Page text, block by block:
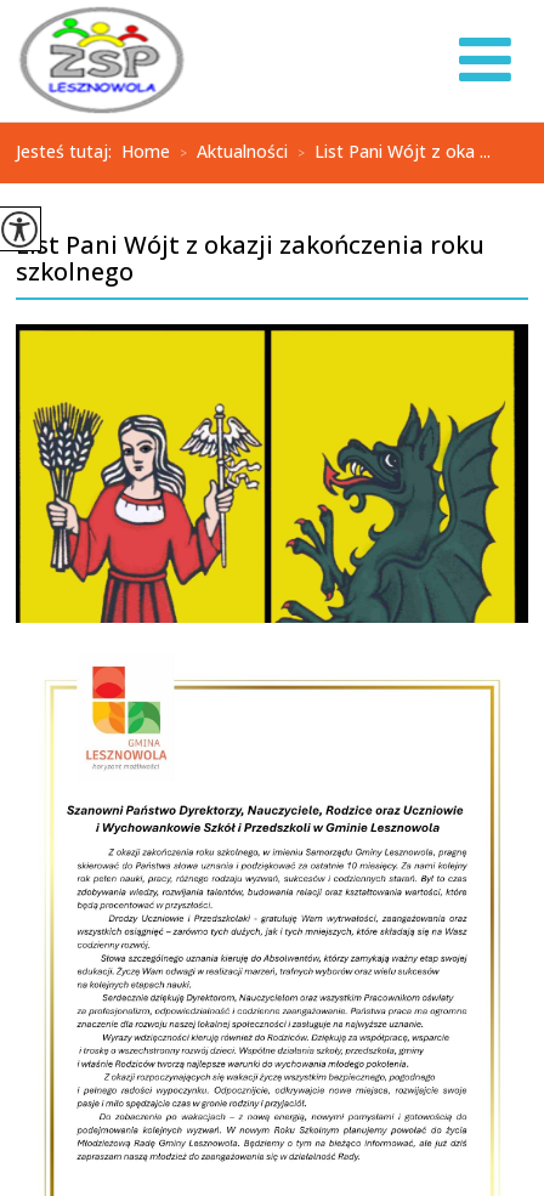
Jesteś tutaj: Home > Aktualności > List Pani Wójt z oka ...
List Pani Wójt z okazji zakończenia roku
szkolnego